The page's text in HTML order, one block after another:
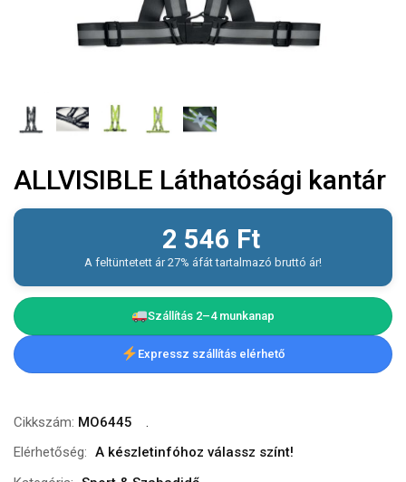
ALLVISIBLE Láthatósági kantár
2 546 Ft
A feltüntetett ár 27% áfát tartalmazó bruttó ár!
Szállítás 2–4 munkanap
Expressz szállítás elérhető
Cikkszám: MO6445
Elérhetőség: A készletinfóhoz válassz színt!